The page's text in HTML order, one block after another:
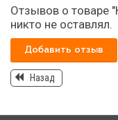
Отзывов о товаре
никто не оставлял.
Добавить отзыв
Назад